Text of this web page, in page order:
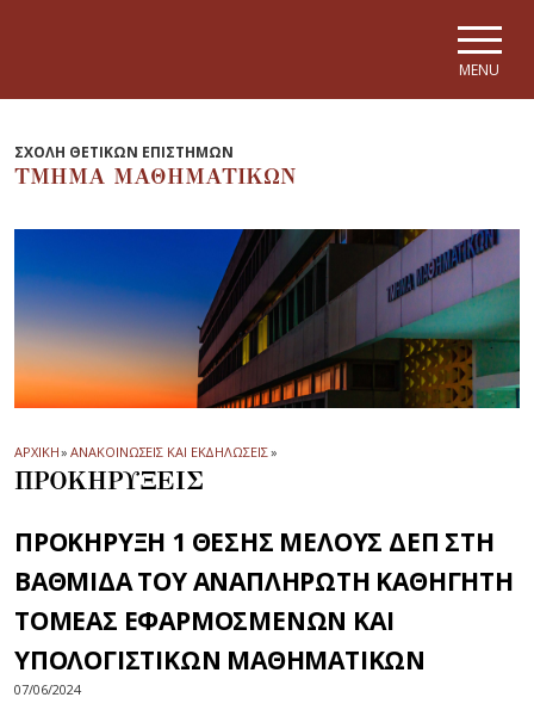
MENU
ΣΧΟΛΗ ΘΕΤΙΚΩΝ ΕΠΙΣΤΗΜΩΝ
ΤΜΗΜΑ ΜΑΘΗΜΑΤΙΚΩΝ
ΑΡΧΙΚΗ» ΑΝΑΚΟΙΝΩΣΕΙΣ ΚΑΙ ΕΚΔΗΛΩΣΕΙΣ»
ΠΡΟΚΗΡΥΞΕΙΣ
ΠΡΟΚΗΡΥΞΗ 1 ΘΕΣΗΣ ΜΕΛΟΥΣ ΔΕΠ ΣΤΗ
ΒΑΘΜΙΔΑ ΤΟΥ ΑΝΑΠΛΗΡΩΤΗ ΚΑΘΗΓΗΤΗ
ΤΟΜΕΑΣ ΕΦΑΡΜΟΣΜΕΝΩΝ ΚΑΙ
ΥΠΟΛΟΓΙΣΤΙΚΩΝ ΜΑΘΗΜΑΤΙΚΩΝ
07/06/2024